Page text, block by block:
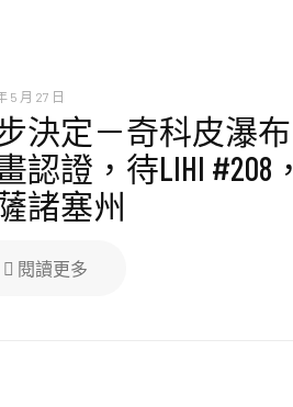
5 月 27 日
決定－奇科皮瀑布
認證，待LIHI #208，
諸塞州
閱讀更多